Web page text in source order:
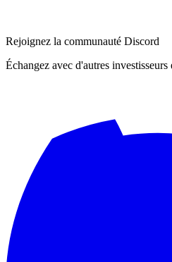
Rejoignez la communauté Discord
Échangez avec d'autres